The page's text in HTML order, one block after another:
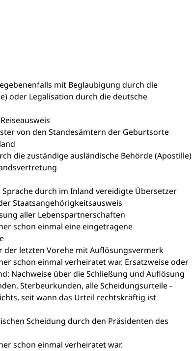
mit Beglaubigung durch die
oder Legalisation durch die deutsche
von den Standesämtern der Geburtsorte
die zuständige ausländische Behörde (Apostille)
durch im Inland vereidigte Übersetzer
Staatsangehörigkeitsausweis
aller Lebenspartnerschaften
schon einmal eine eingetragene
der letzten Vorehe mit Auflösungsvermerk
schon einmal verheiratet war. Ersatzweise oder
Nachweise über die Schließung und Auflösung
Sterbeurkunden, alle Scheidungsurteile -
seit wann das Urteil rechtskräftig ist
Scheidung durch den Präsidenten des
schon einmal verheiratet war.